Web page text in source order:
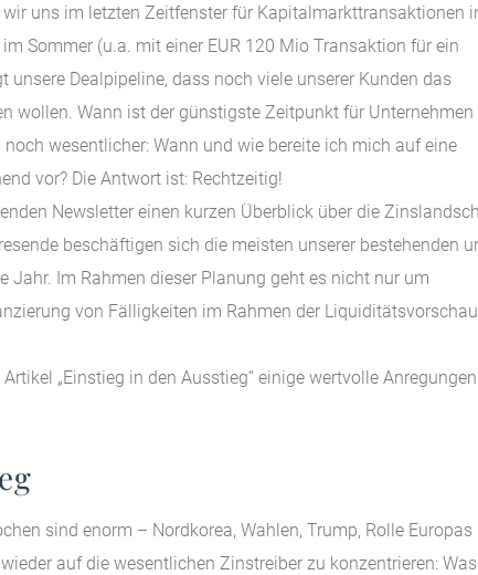
uns im letzten Zeitfenster für Kapitalmarkttransaktionen
Sommer (u.a. mit einer EUR 120 Mio Transaktion für ein
Dealpipeline, dass noch viele unserer Kunden das
wollen. Wann ist der günstigste Zeitpunkt für Unternehmen
wesentlicher: Wann und wie bereite ich mich auf eine
vor? Die Antwort ist: Rechtzeitig!
Newsletter einen kurzen Überblick über die
beschäftigen sich die meisten unserer bestehenden
Im Rahmen dieser Planung geht es nicht nur um
von Fälligkeiten im Rahmen der
„Einstieg in den Ausstieg“ einige wertvolle
sind enorm – Nordkorea, Wahlen, Trump, Rolle Europas
auf die wesentlichen Zinstreiber zu konzentrieren: